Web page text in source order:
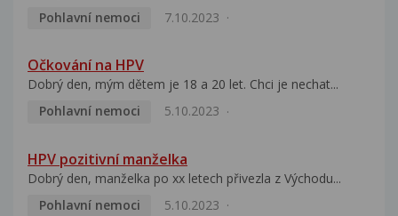
Pohlavní nemoci
7.10.2023
Očkování na HPV
Dobrý den, mým dětem je 18 a 20 let. Chci je nechat...
Pohlavní nemoci
5.10.2023
HPV pozitivní manželka
Dobrý den, manželka po xx letech přivezla z Východu...
Pohlavní nemoci
5.10.2023